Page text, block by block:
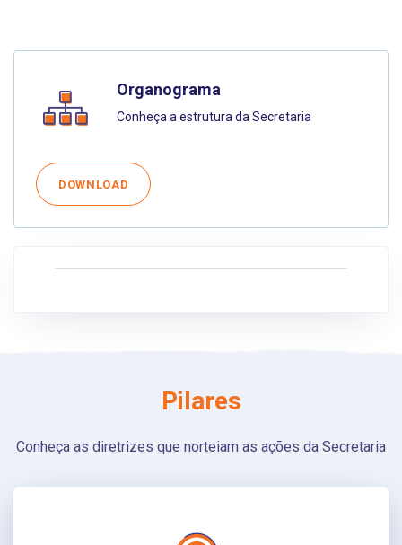
Organograma
Conheça a estrutura da Secretaria
DOWNLOAD
Pilares
Conheça as diretrizes que norteiam as ações da Secretaria